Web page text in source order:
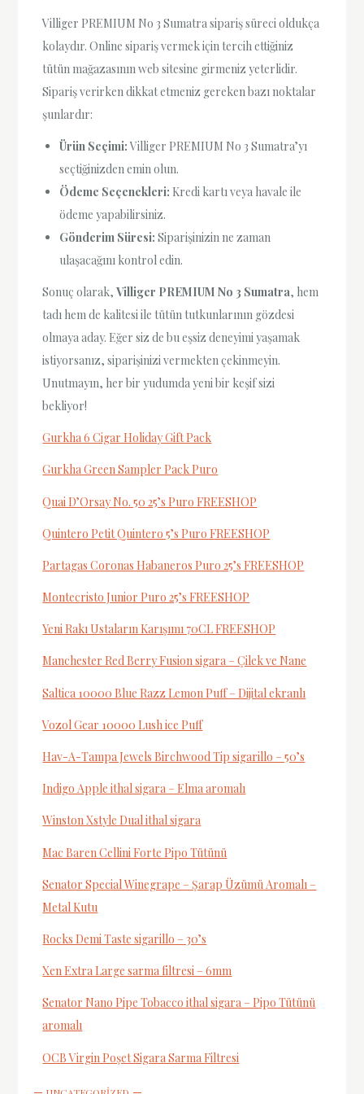
Villiger PREMIUM No 3 Sumatra sipariş süreci oldukça
kolaydır. Online sipariş vermek için tercih ettiğiniz
tütün mağazasının web sitesine girmeniz yeterlidir.
Sipariş verirken dikkat etmeniz gereken bazı noktalar
şunlardır:
Ürün Seçimi:Villiger PREMIUM No 3 Sumatra’yı
seçtiğinizden emin olun.
Ödeme Seçenekleri: Kredi kartı veya havale ile
ödeme yapabilirsiniz.
Gönderim Süresi: Siparişinizin ne zaman
ulaşacağını kontrol edin.
Sonuç olarak,Villiger PREMIUM No 3 Sumatra, hem
tadı hem de kalitesi ile tütün tutkunlarının gözdesi
olmaya aday. Eğer siz de bu eşsiz deneyimi yaşamak
istiyorsanız, siparişinizi vermekten çekinmeyin.
Unutmayın, her bir yudumda yeni bir keşif sizi
bekliyor!
Gurkha 6 Cigar Holiday Gift Pack
Gurkha Green Sampler Pack Puro
Quai D’Orsay No. 50 25’s Puro FREESHOP
Quintero Petit Quintero 5’s Puro FREESHOP
Partagas Coronas Habaneros Puro 25’s FREESHOP
Montecristo Junior Puro 25’s FREESHOP
Yeni Rakı Ustaların Karışımı 70CL FREESHOP
Manchester Red Berry Fusion sigara – Çilek ve Nane
Saltica 10000 Blue Razz Lemon Puff – Dijital ekranlı
Vozol Gear 10000 Lush ice Puff
Hav-A-Tampa Jewels Birchwood Tip sigarillo – 50’s
Indigo Apple ithal sigara – Elma aromalı
Winston Xstyle Dual ithal sigara
Mac Baren Cellini Forte Pipo Tütünü
Senator Special Winegrape – Şarap Üzümü Aromalı –
Metal Kutu
Rocks Demi Taste sigarillo – 30’s
Xen Extra Large sarma filtresi – 6mm
Senator Nano Pipe Tobacco ithal sigara – Pipo Tütünü
aromalı
OCB Virgin Poşet Sigara Sarma Filtresi